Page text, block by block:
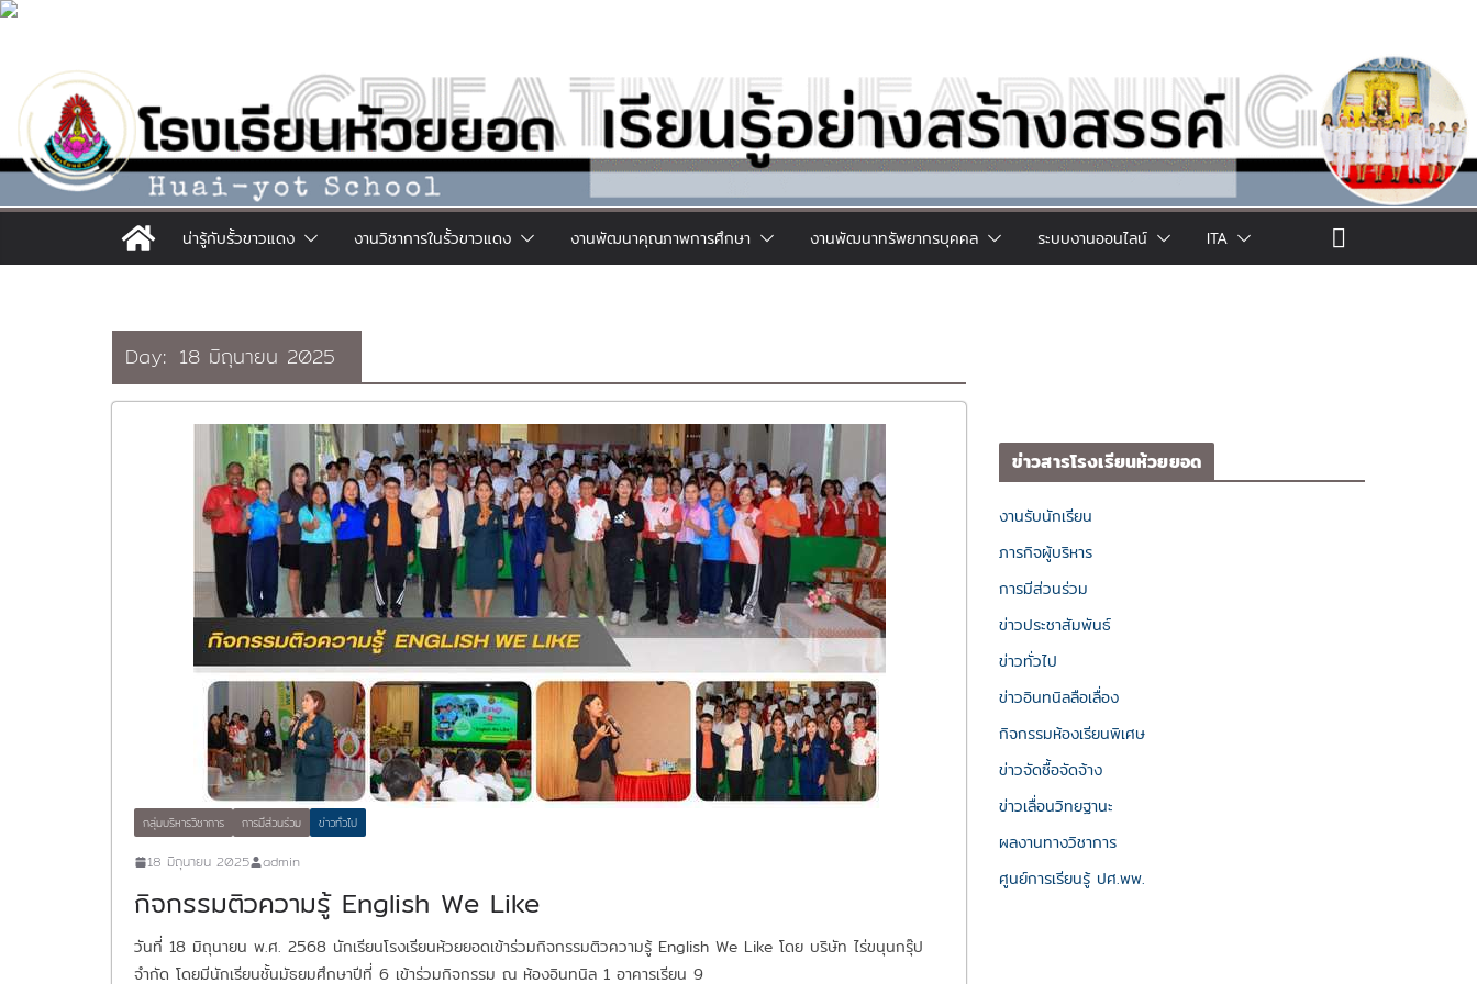
Skip
content
น่ารู้กับรั้วขาวแดง งานวิชาการในรั้วขาวแดง งานพัฒนาคุณภาพการศึกษา งานพัฒนาทรัพยากรบุคคล ระบบงานออนไลน์ ITA
Day: 18 มิถุนายน 2025
กลุ่มบริหารวิชาการ การมีส่วนร่วม ข่าวทั่วไป
18 มิถุนายน 2025 admin
กิจกรรมติวความรู้ English We Like
วันที่ 18 มิถุนายน พ.ศ. 2568 นักเรียนโรงเรียนห้วยยอดเข้าร่วมกิจกรรมติวความรู้ English We Like โดย บริษัท ไร่ขนุนกรุ๊ป
จำกัด โดยมีนักเรียนชั้นมัธยมศึกษาปีที่ 6 เข้าร่วมกิจกรรม ณ ห้องอินทนิล 1 อาคารเรียน 9
ข่าวสารโรงเรียนห้วยยอด
งานรับนักเรียน
ภารกิจผู้บริหาร
การมีส่วนร่วม
ข่าวประชาสัมพันธ์
ข่าวทั่วไป
ข่าวอินทนิลลือเลื่อง
กิจกรรมห้องเรียนพิเศษ
ข่าวจัดซื้อจัดจ้าง
ข่าวเลื่อนวิทยฐานะ
ผลงานทางวิชาการ
ศูนย์การเรียนรู้ ปศ.พพ.